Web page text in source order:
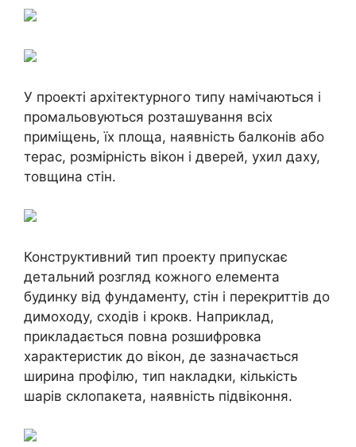
У проекті архітектурного типу намічаються і
промальовуються розташування всіх
приміщень, їх площа, наявність балконів або
терас, розмірність вікон і дверей, ухил даху,
товщина стін.
Конструктивний тип проекту припускає
детальний розгляд кожного елемента
будинку від фундаменту, стін і перекриттів до
димоходу, сходів і крокв. Наприклад,
прикладається повна розшифровка
характеристик до вікон, де зазначається
ширина профілю, тип накладки, кількість
шарів склопакета, наявність підвіконня.